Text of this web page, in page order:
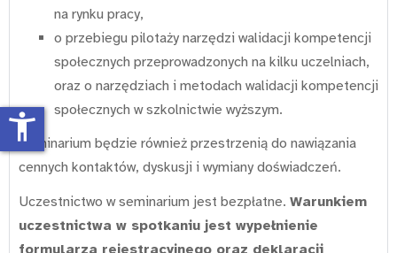
na rynku pracy,
o przebiegu pilotaży narzędzi walidacji kompetencji
społecznych przeprowadzonych na kilku uczelniach,
oraz o narzędziach i metodach walidacji kompetencji
społecznych w szkolnictwie wyższym.
Seminarium będzie również przestrzenią do nawiązania
cennych kontaktów, dyskusji i wymiany doświadczeń.
Uczestnictwo w seminarium jest bezpłatne. Warunkiem
uczestnictwa w spotkaniu jest wypełnienie
formularza rejestracyjnego oraz deklaracji
accessibility_new